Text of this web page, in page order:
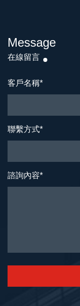
Message
在線留言
客戶名稱*
聯繫方式*
諮詢內容*